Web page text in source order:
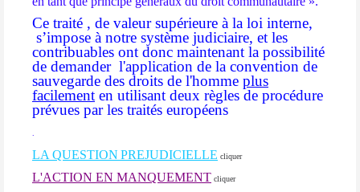
Ce traité , de valeur supérieure à la loi interne,
s’impose à notre système judiciaire, et les
contribuables ont donc maintenant la possibilité
de demander l'application de la convention de
sauvegarde des droits de l'homme plus
facilement en utilisant deux règles de procédure
prévues par les traités européens
LA QUESTION PREJUDICIELLE cliquer
L'ACTION EN MANQUEMENT cliquer